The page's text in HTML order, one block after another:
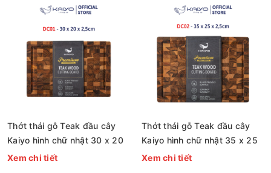
Thớt thái gỗ Teak đầu cây
Kaiyo hình chữ nhật 30 x 20
x 2,5cm [mã DC01]
Xem chi tiết
Thớt thái gỗ Teak đầu cây
Kaiyo hình chữ nhật 35 x 25
x 2,5cm [mã DC02]
Xem chi tiết